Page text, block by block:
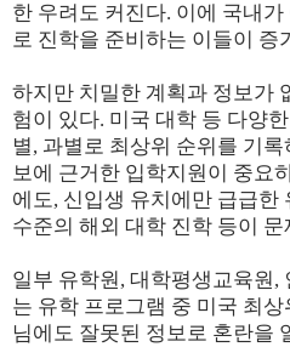
한 우려도 커진다. 이에 국내
로 진학을 준비하는 이들이 증
하지만 치밀한 계획과 정보가
험이 있다. 미국 대학 등 다양
별, 과별로 최상위 순위를 기
보에 근거한 입학지원이 중요
에도, 신입생 유치에만 급급한
수준의 해외 대학 진학 등이
일부 유학원, 대학평생교육원,
는 유학 프로그램 중 미국 최
님에도 잘못된 정보로 혼란을